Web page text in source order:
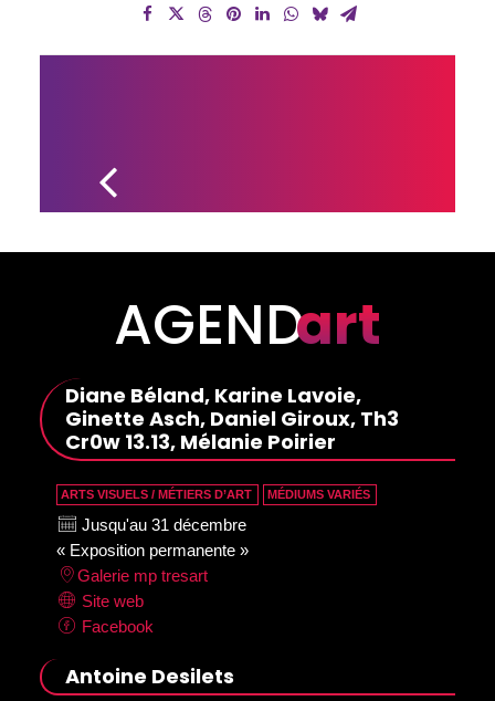
AGENDart
Diane Béland, Karine Lavoie,
Ginette Asch, Daniel Giroux, Th3
Cr0w 13.13, Mélanie Poirier
ARTS VISUELS / MÉTIERS D’ART MÉDIUMS VARIÉS
Jusqu'au 31 décembre
« Exposition permanente »
Galerie mp tresart
Site web
Facebook
Antoine Desilets